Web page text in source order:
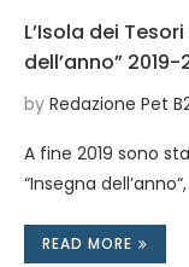
L’Isola dei
dell’anno” 2019-
by Redazione Pet
A fine 2019 sono
“Insegna
READ MORE